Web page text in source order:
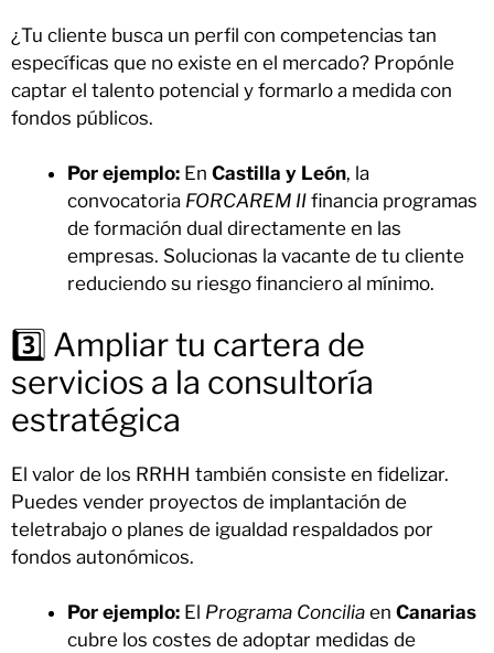
¿Tu cliente busca un perfil con competencias tan
específicas que no existe en el mercado? Propónle
captar el talento potencial y formarlo a medida con
fondos públicos.
Por ejemplo: En Castilla y León, la
convocatoria FORCAREM II financia programas
de formación dual directamente en las
empresas. Solucionas la vacante de tu cliente
reduciendo su riesgo financiero al mínimo.
3️⃣ Ampliar tu cartera de
servicios a la consultoría
estratégica
El valor de los RRHH también consiste en fidelizar.
Puedes vender proyectos de implantación de
teletrabajo o planes de igualdad respaldados por
fondos autonómicos.
Por ejemplo: El Programa Concilia en Canarias
cubre los costes de adoptar medidas de